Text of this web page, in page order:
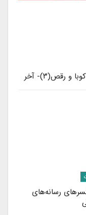
و رقص(۳)- آخر
رسانه‌های